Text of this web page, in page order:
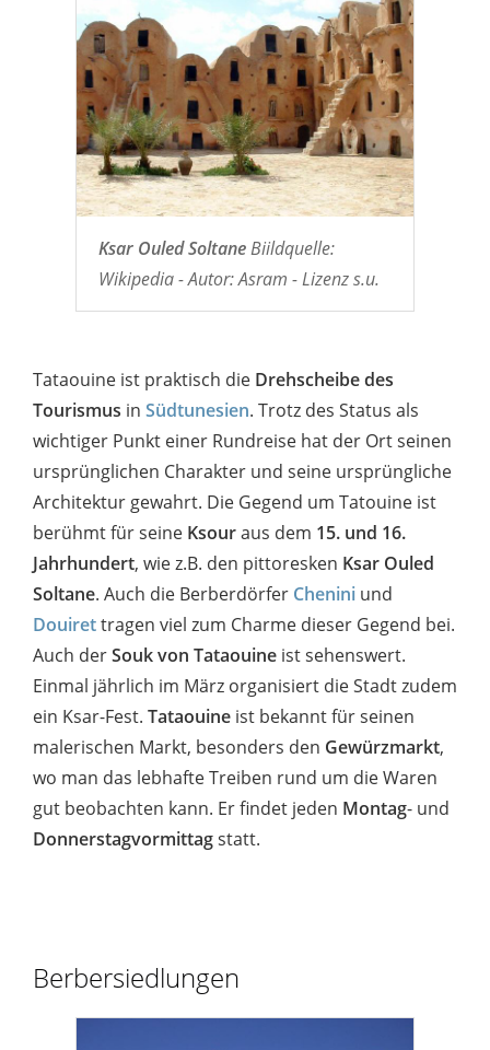
Ksar Ouled SoltaneBiildquelle:
Wikipedia - Autor: Asram - Lizenz s.u.
Tataouine ist praktisch die Drehscheibe des
Tourismus in Südtunesien. Trotz des Status als
wichtiger Punkt einer Rundreise hat der Ort seinen
ursprünglichen Charakter und seine ursprüngliche
Architektur gewahrt. Die Gegend um Tatouine ist
berühmt für seine Ksouraus dem 15. und 16.
Jahrhundert, wie z.B. den pittoresken Ksar Ouled
Soltane. Auch die Berberdörfer Chenini und
Douirettragen viel zum Charme dieser Gegend bei.
Auch derSouk von Tataouine ist sehenswert.
Einmal jährlich im März organisiert die Stadt zudem
ein Ksar-Fest. Tataouine ist bekannt für seinen
malerischen Markt, besonders den Gewürzmarkt,
wo man das lebhafte Treiben rund um die Waren
gut beobachten kann. Er findet jeden Montag- und
Donnerstagvormittagstatt.
Berbersiedlungen